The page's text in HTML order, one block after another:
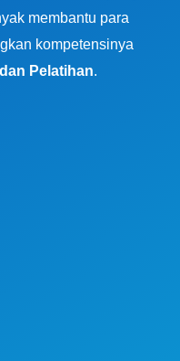
membantu para
kompetensinya
Pelatihan.